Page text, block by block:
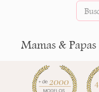
Mamas & Papas